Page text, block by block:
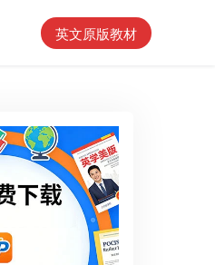
英文原版教材